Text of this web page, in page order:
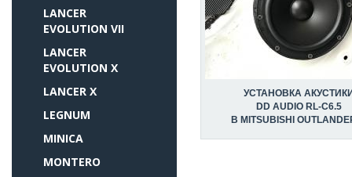
LANCER
EVOLUTION VII
LANCER
EVOLUTION X
LANCER X
LEGNUM
MINICA
MONTERO
УСТАНОВКА
DD AUDIO RL-C6.5
В MITSUBISHI